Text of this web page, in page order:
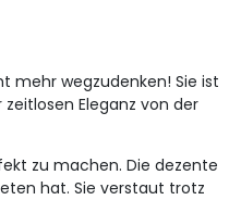
mehr wegzudenken! Sie ist
Eleganz von der
zu machen. Die dezente
hat. Sie verstaut trotz